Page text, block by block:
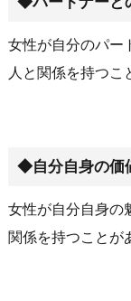
女性が自分のパー
人と関係を持つこ
◆自分自身の価
女性が自分自身の
関係を持つことが